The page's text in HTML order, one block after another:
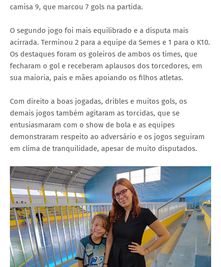
camisa 9, que marcou 7 gols na partida.
O segundo jogo foi mais equilibrado e a disputa mais
acirrada. Terminou 2 para a equipe da Semes e 1 para o K10.
Os destaques foram os goleiros de ambos os times, que
fecharam o gol e receberam aplausos dos torcedores, em
sua maioria, pais e mães apoiando os filhos atletas.
Com direito a boas jogadas, dribles e muitos gols, os
demais jogos também agitaram as torcidas, que se
entusiasmaram com o show de bola e as equipes
demonstraram respeito ao adversário e os jogos seguiram
em clima de tranquilidade, apesar de muito disputados.